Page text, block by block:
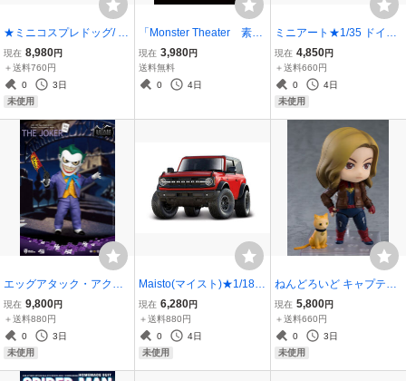
★ミニコスプレドッグ/ ジ
ャスティスリーグ: バット
マン・スーパーマン・ シ
ャザム！●3点セット 新
品未使用品
現在 8,980円
＋送料760円
0
3日
未使用
「Monster Theater 素晴
らしき怪獣ガレージキッ
トの世界」【小森陽一】
現在 3,980円
送料無料
0
4日
ミニアート★1/35 ドイツ
製トラクター D8500 193
8年モデル プラモデル
未組み立て
現在 4,850円
＋送料660円
0
4日
未使用
エッグアタック・アクシ
ョン #062『バットマン
アニメイテッド』ジョー
カー[ビーストキングダム]
現在 9,800円
＋送料880円
0
3日
未使用
Maisto(マイスト)★1/18
フォード ブロンコ ワイル
ドトラック 2021 レッ
ド 未使用品
現在 6,280円
＋送料880円
0
4日
未使用
ねんどろいど キャプテ
ン・マーベル ヒーロー
ズ・エディション DX Ver.
［グッドスマイルカンパ
ニー］未開封品
現在 5,800円
＋送料660円
0
3日
未使用